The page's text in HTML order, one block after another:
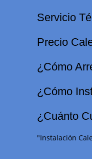
Servicio
Precio
¿Cómo
¿Cómo
¿Cuánto
"Instalación